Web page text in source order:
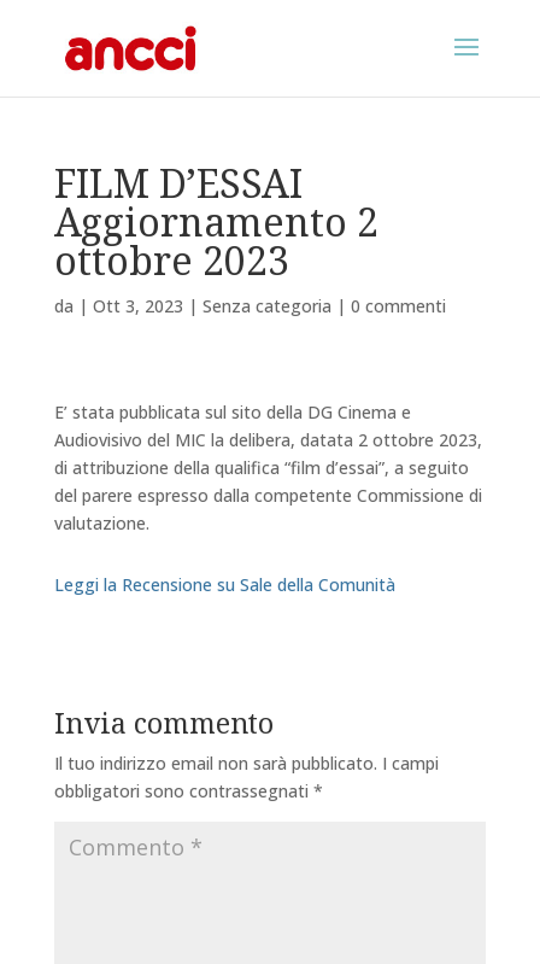
FILM D’ESSAI
Aggiornamento 2
ottobre 2023
da | Ott 3, 2023 | Senza categoria | 0 commenti
E’ stata pubblicata sul sito della DG Cinema e
Audiovisivo del MIC la delibera, datata 2 ottobre 2023,
di attribuzione della qualifica “film d’essai”, a seguito
del parere espresso dalla competente Commissione di
valutazione.
Leggi la Recensione su Sale della Comunità
Invia commento
Il tuo indirizzo email non sarà pubblicato. I campi
obbligatori sono contrassegnati *